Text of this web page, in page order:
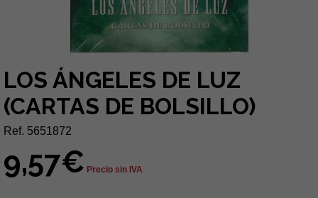
LOS ÁNGELES DE LUZ
(CARTAS DE BOLSILLO)
Ref. 5651872
9,57€ Precio sin IVA